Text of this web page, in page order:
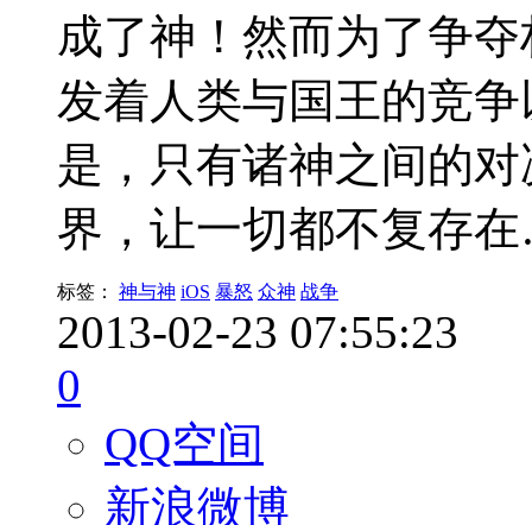
成了神！然而为了争
发着人类与国王的竞
是，只有诸神之间的
界，让一切都不复存
标签： 神与神 iOS 暴怒 众神 战争
2013-02-23 07:55:23
0
QQ空间
新浪微博